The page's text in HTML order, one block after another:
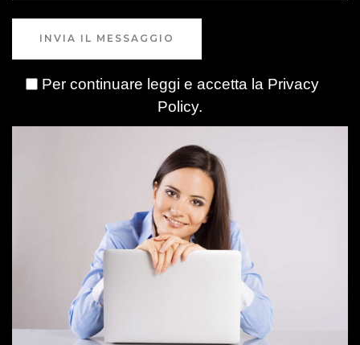
INVIA IL MESSAGGIO
Per continuare leggi e accetta la Privacy
Policy.